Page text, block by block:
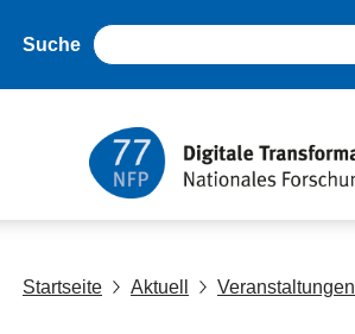
Suche
Startseite Aktuell Veranstaltungen